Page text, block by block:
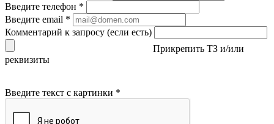
Введите телефон *
Введите email *
Комментарий к запросу (если есть)
Прикрепить ТЗ и/или
реквизиты
Введите текст с картинки *